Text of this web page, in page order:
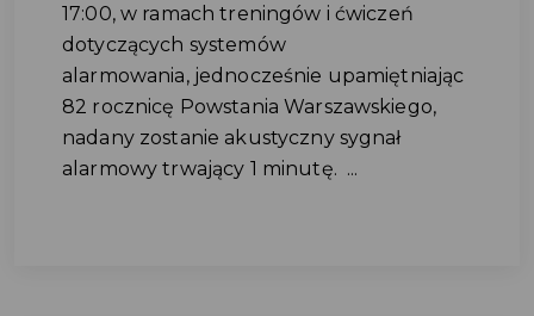
17:00, w ramach treningów i ćwiczeń
dotyczących systemów
alarmowania, jednocześnie upamiętniając
82 rocznicę Powstania Warszawskiego,
nadany zostanie akustyczny sygnał
alarmowy trwający 1 minutę. ...